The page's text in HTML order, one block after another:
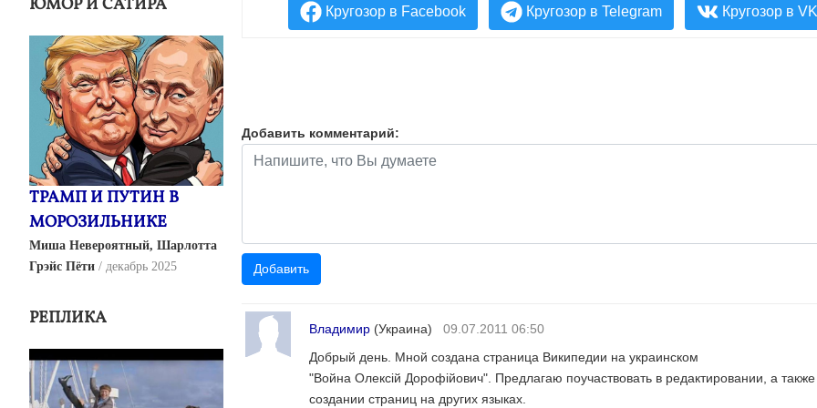
Кругозор в Facebook Кругозор в Telegram Кругозор в
Добавить комментарий:
Владимир(Украина) 09.07.2011 06:50
Добрый день. Мной создана страница Википедии на украинском
"Война Олексій Дорофійович". Предлагаю поучаствовать в редактировании, а также
создании страниц на других языках.
ЮМОР И САТИРА
ТРАМП И ПУТИН В
МОРОЗИЛЬНИКЕ
Миша Невероятный, Шарлотта
Грэйс Пёти
декабрь 2025
РЕПЛИКА